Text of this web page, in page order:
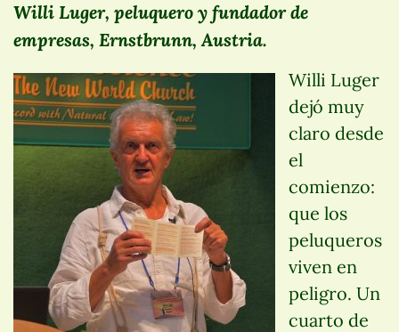
Willi Luger, peluquero y fundador de
empresas, Ernstbrunn, Austria.
Willi Luger
dejó muy
claro desde
el
comienzo:
que los
peluqueros
viven en
peligro. Un
cuarto de